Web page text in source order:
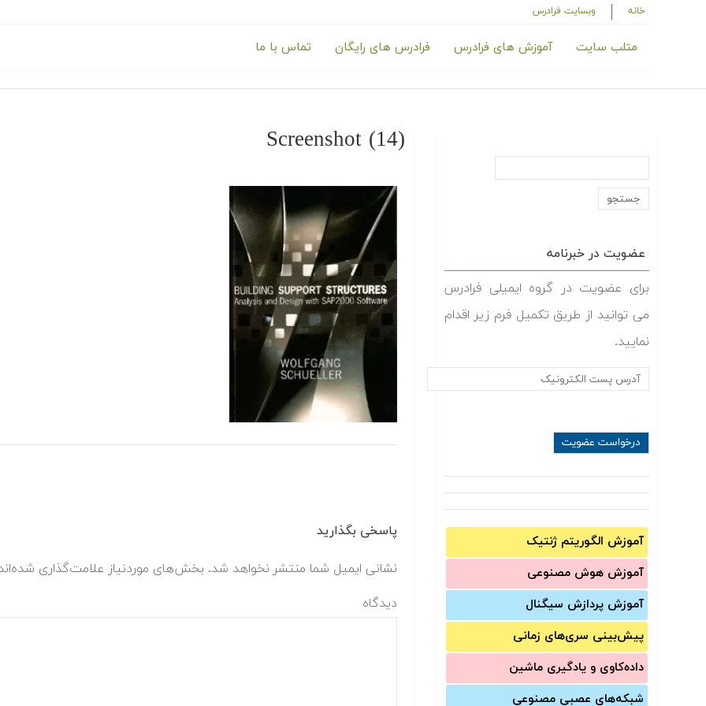
خانه وبسایت فرادرس
متلب سایت آموزش های فرادرس فرادرس های رایگان تماس با ما
عضویت در خبرنامه
برای عضویت در گروه ایمیلی فرادرس
می توانید از طریق تکمیل فرم زیر اقدام
نمایید.
آموزش الگوریتم ژنتیک
آموزش‌ هوش مصنوعی
آموزش‌ پردازش سیگنال
پیش‌‌بینی سری‌‌های زمانی
داده‌کاوی و یادگیری ماشین
شبکه‌های عصبی مصنوعی
Screenshot (14)
پاسخی بگذارید
نشانی ایمیل شما منتشر نخواهد شد. بخش‌های موردنیاز علامت‌گذاری
دیدگاه